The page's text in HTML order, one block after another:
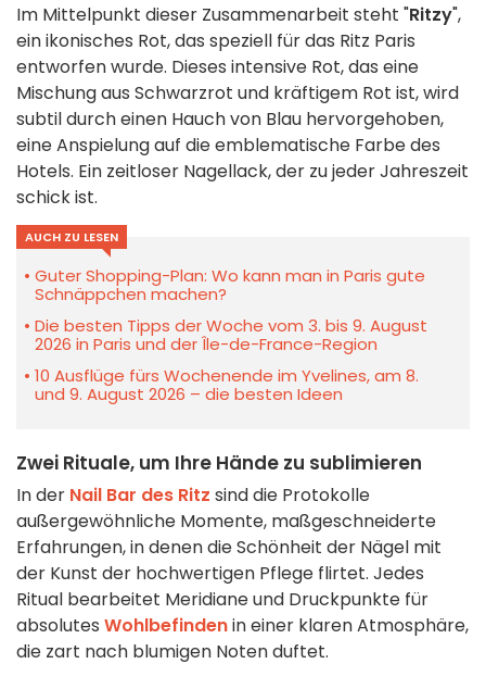
Im Mittelpunkt dieser Zusammenarbeit steht "Ritzy",
ein ikonisches Rot, das speziell für das Ritz Paris
entworfen wurde. Dieses intensive Rot, das eine
Mischung aus Schwarzrot und kräftigem Rot ist, wird
subtil durch einen Hauch von Blau hervorgehoben,
eine Anspielung auf die emblematische Farbe des
Hotels. Ein zeitloser Nagellack, der zu jeder Jahreszeit
schick ist.
AUCH ZU LESEN
Guter Shopping-Plan: Wo kann man in Paris gute
Schnäppchen machen?
Die besten Tipps der Woche vom 3. bis 9. August
2026 in Paris und der Île-de-France-Region
10 Ausflüge fürs Wochenende im Yvelines, am 8.
und 9. August 2026 – die besten Ideen
Zwei Rituale, um Ihre Hände zu sublimieren
In der Nail Bar des Ritz sind die Protokolle
außergewöhnliche Momente, maßgeschneiderte
Erfahrungen, in denen die Schönheit der Nägel mit
der Kunst der hochwertigen Pflege flirtet. Jedes
Ritual bearbeitet Meridiane und Druckpunkte für
absolutes Wohlbefindenin einer klaren Atmosphäre,
die zart nach blumigen Noten duftet.